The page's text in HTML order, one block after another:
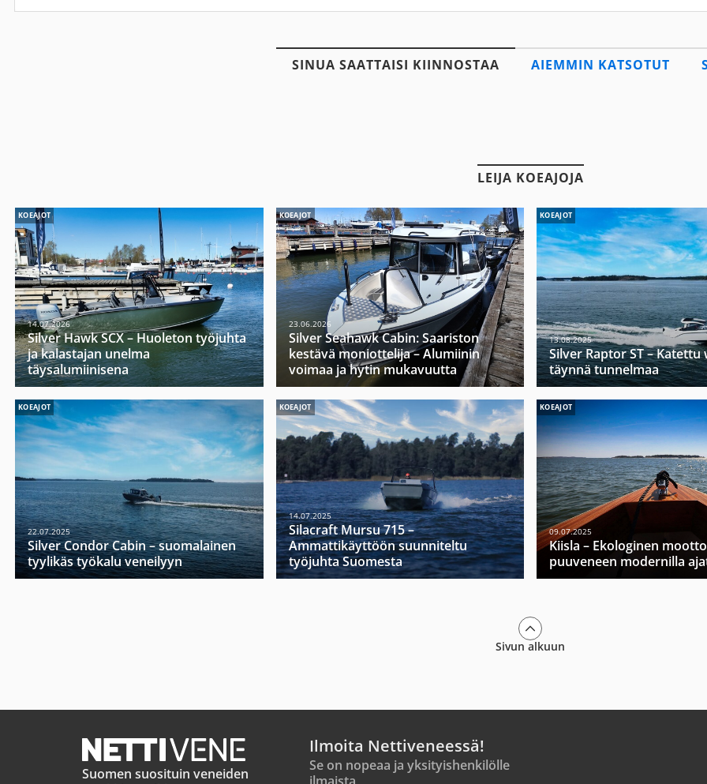
SINUA SAATTAISI KIINNOSTAA AIEMMIN KATSOTUT
LEIJA KOEAJOJA
KOEAJOT
14.07.2026
Silver Hawk SCX – Huoleton työjuhta
ja kalastajan unelma
täysalumiinisena
KOEAJOT
23.06.2026
Silver Seahawk Cabin: Saariston
kestävä moniottelija – Alumiinin
voimaa ja hytin mukavuutta
KOEAJOT
13.08.2025
Silver Raptor ST –
täynnä tunnelmaa
KOEAJOT
22.07.2025
Silver Condor Cabin – suomalainen
tyylikäs työkalu veneilyyn
KOEAJOT
14.07.2025
Silacraft Mursu 715 –
Ammattikäyttöön suunniteltu
työjuhta Suomesta
KOEAJOT
09.07.2025
Kiisla – Ekologinen
puuveneen modernilla
Sivun alkuun
Suomen suosituin veneiden
Ilmoita Nettiveneessä!
Se on nopeaa ja yksityishenkilölle